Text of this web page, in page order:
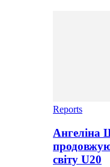
Reports
Ангеліна
світу U20